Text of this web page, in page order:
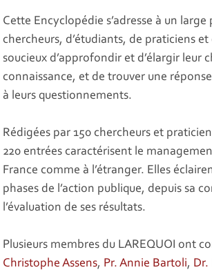
Cette Encyclopédie s’adresse à un large
chercheurs, d’étudiants, de praticiens et
soucieux d’approfondir et d’élargir leur
connaissance, et de trouver une
à leurs questionnements.
Rédigées par 150 chercheurs et
220 entrées caractérisent le
France comme à l’étranger. Elles
phases de l’action publique, depuis sa
l’évaluation de ses résultats.
Plusieurs membres du LAREQUOI ont
Christophe Assens, Pr. Annie Bartoli, Dr.